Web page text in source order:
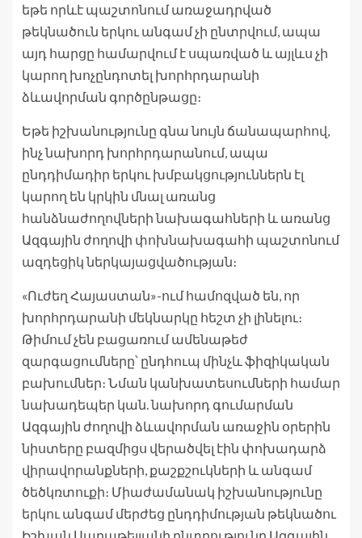
եթե որևէ պաշտոնում առաջադրված
թեկնածուն երկու անգամ չի ընտրվում, ապա
այդ հարցը համարվում է սպառված և այլևս չի
կարող խոչընդոտել խորհրդարանի
ձևավորման գործընթացը։
Եթե իշխանությունը գնա նույն ճանապարհով,
ինչ նախորդ խորհրդարանում, ապա
ընդդիմադիր երկու խմբակցություններն էլ
կարող են կրկին մնալ առանց
հանձնաժողովների նախագահների և առանց
Ազգային ժողովի փոխնախագահի պաշտոնում
ազդեցիկ ներկայացվածության։
«Ուժեղ Հայաստան»-ում համոզված են, որ
խորհրդարանի մեկնարկը հեշտ չի լինելու։
Թիմում չեն բացառում ամենաթեժ
զարգացումները՝ ընդհուպ մինչև ֆիզիկական
բախումներ։ Նման կանխատեսումների համար
նախադեպեր կան. նախորդ գումարման
Ազգային ժողովի ձևավորման առաջին օրերին
նիստերը բազմիցս վերածվել էին փոխադարձ
վիրավորանքների, քաշքշուկների և անգամ
ծեծկռտուքի։ Միաժամանակ իշխանությունը
երկու անգամ մերժեց ընդդիմության թեկնածու